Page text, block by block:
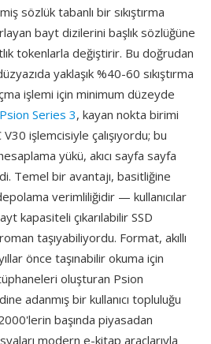
sözlük tabanlı bir sıkıştırma
bayt dizilerini başlık sözlüğüne
tokenlarla değiştirir. Bu doğrudan
yaklaşık %40-60 sıkıştırma
işlemi için minimum düzeyde
Psion Series 3, kayan nokta birimi
işlemcisiyle çalışıyordu; bu
yükü, akıcı sayfa sayfa
Temel bir avantajı, basitliğine
verimliliğidir — kullanıcılar
kapasiteli çıkarılabilir SSD
taşıyabiliyordu. Format, akıllı
önce taşınabilir okuma için
oluşturan Psion
adanmış bir kullanıcı topluluğu
başında piyasadan
modern e-kitap araçlarıyla